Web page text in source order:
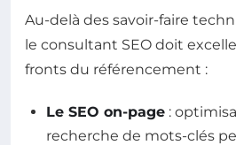
Au-delà des savoir-faire
le consultant SEO doit
fronts du référencement :
Le SEO on-page :
recherche de mots-clés